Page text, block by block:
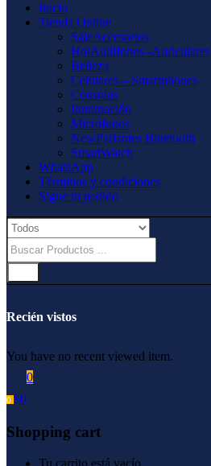
Inicio
Tienda Online
SaleAccesorios
HotAudífonos -Auriculares
Belleza
Celulares – Smartphones
Consolas
Iluminación
Micrófonos
NewParlantes Bluetooth
SmartWatch
WhatsApp
Términos y condiciones
Sigue tu pedido
Recién vistos
You have no recent viewed item.
0
0 $0
Shopping cart
Tu carrito está vacío